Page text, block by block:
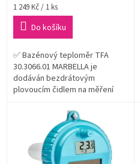
Měrná
cena:
1 249 Kč / 1 ks
Do košíku
✅ Bazénový teploměr TFA
30.3066.01 MARBELLA je
dodáván bezdrátovým
plovoucím čidlem na měření
velkým přehledným
displejem✅ Bezdrátový...